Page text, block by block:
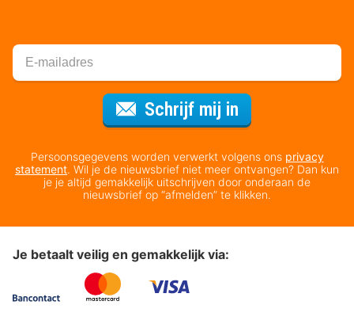
Schrijf mij in
Persoonsgegevens worden verwerkt volgens ons privacy
statement. Wil je de nieuwsbrief niet meer ontvangen? Dan kun
je je altijd gemakkelijk uitschrijven door onderaan de
nieuwsbrief op “afmelden” te klikken.
Je betaalt veilig en gemakkelijk via: